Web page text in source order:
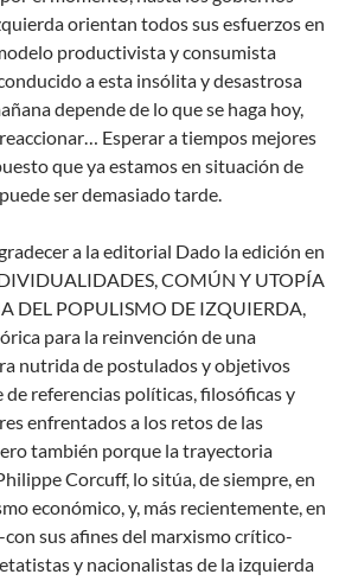
orientan todos sus esfuerzos en
productivista y consumista
a esta insólita y desastrosa
depende de lo que se haga hoy,
Esperar a tiempos mejores
que ya estamos en situación de
ser demasiado tarde.
a la editorial Dado la edición en
COMÚN Y UTOPÍA
DEL POPULISMO DE IZQUIERDA,
para la reinvención de una
nutrida de postulados y objetivos
de referencias políticas, filosóficas y
enfrentados a los retos de las
también porque la trayectoria
Corcuff, lo sitúa, de siempre, en
económico, y, más recientemente, en
sus afines del marxismo crítico-
y nacionalistas de la izquierda